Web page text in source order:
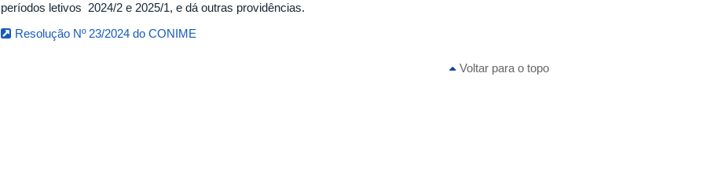
períodos letivos 2024/2 e 2025/1, e dá outras providências.
Resolução Nº 23/2024 do CONIME
Voltar para o topo